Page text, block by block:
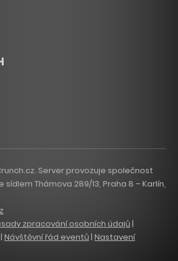
Server provozuje společnost
sídlem Thámova 289/13, Praha 8 – Karlín,
zpracování osobních údajů|
| Návštěvní řád eventů | Nastavení